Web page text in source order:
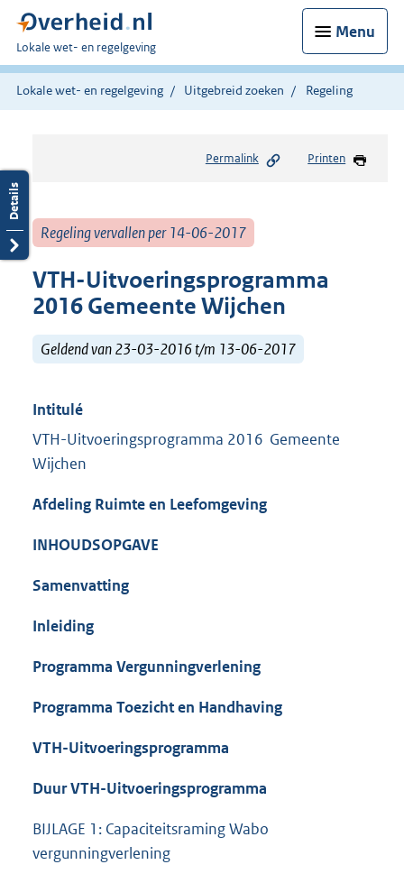
Menu
U
bent
hier:
Lokale wet- en regelgeving
Lokale wet- en regelgeving Uitgebreid zoeken Regeling
Permalink Printen
Regeling vervallen per 14-06-2017
VTH-Uitvoeringsprogramma
2016 Gemeente Wijchen
Geldend van 23-03-2016 t/m 13-06-2017
Intitulé
VTH-Uitvoeringsprogramma 2016 Gemeente
Wijchen
Afdeling Ruimte en Leefomgeving
INHOUDSOPGAVE
Samenvatting
Inleiding
Programma Vergunningverlening
Programma Toezicht en Handhaving
VTH-Uitvoeringsprogramma
Duur VTH-Uitvoeringsprogramma
BIJLAGE 1: Capaciteitsraming Wabo
vergunningverlening